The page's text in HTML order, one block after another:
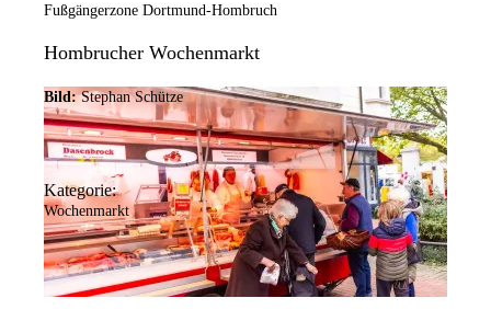
Fußgängerzone Dortmund-Hombruch
Hombrucher Wochenmarkt
Bild: Stephan Schütze
Kategorie:
Wochenmarkt